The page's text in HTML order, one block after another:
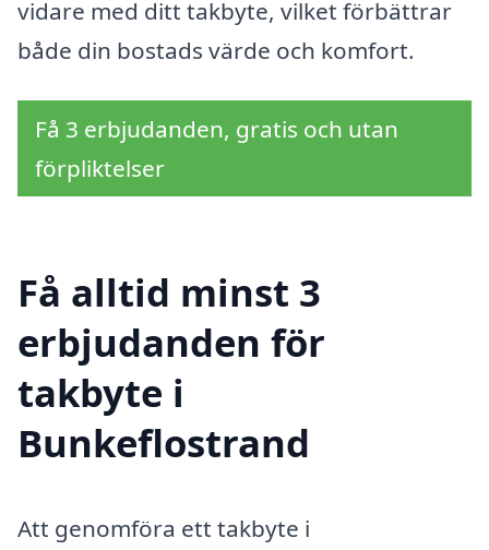
vidare med ditt takbyte, vilket förbättrar
både din bostads värde och komfort.
Få 3 erbjudanden, gratis och utan
förpliktelser
Få alltid minst 3
erbjudanden för
takbyte i
Bunkeflostrand
Att genomföra ett takbyte i